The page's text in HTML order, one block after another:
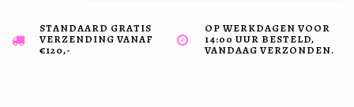
STANDAARD GRATIS
VERZENDING VANAF
€120,-
OP WERKDAGEN VOOR
14:00 UUR BESTELD,
VANDAAG VERZONDEN.